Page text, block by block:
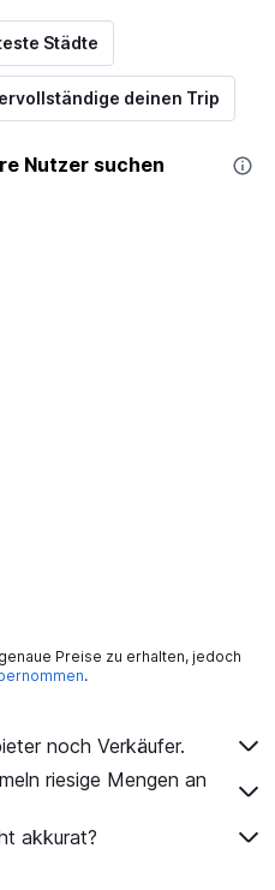
Städte
deinen Trip
Nutzer suchen
Preise zu erhalten, jedoch
.
noch Verkäufer.
riesige Mengen an
akkurat?